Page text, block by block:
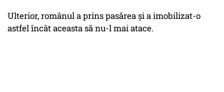
Ulterior, românul a prins pasărea și a imobilizat-o
astfel încât aceasta să nu-l mai atace.